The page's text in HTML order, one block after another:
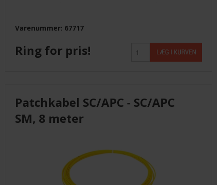
Varenummer: 67717
Ring for pris!
Patchkabel SC/APC - SC/APC
SM, 8 meter